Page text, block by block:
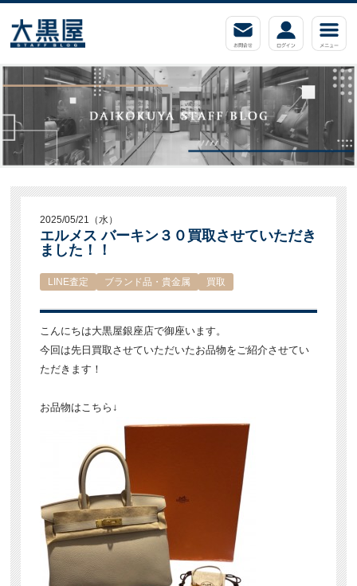
2025/05/21（水）
エルメス バーキン３０買取させていただき
ました！！
LINE査定 ブランド品・貴金属 買取
こんにちは大黒屋銀座店で御座います。
今回は先日買取させていただいたお品物をご紹介させてい
ただきます！
お品物はこちら↓